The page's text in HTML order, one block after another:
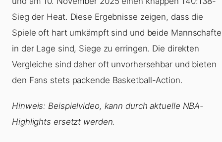
Sieg der Heat. Diese Ergebnisse zeigen, dass die
Spiele oft hart umkämpft sind und beide
in der Lage sind, Siege zu erringen. Die direkten
Vergleiche sind daher oft unvorhersehbar und bieten
den Fans stets packende Basketball-Action.
Hinweis: Beispielvideo, kann durch aktuelle NBA-
Highlights ersetzt werden.